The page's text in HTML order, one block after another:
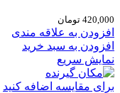
420,000 تومان
افزودن به علاقه مندی
افزودن به سبد خرید
نمایش سریع
برای مقایسه اضافه کنید